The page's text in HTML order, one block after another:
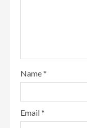
Name*
Email*